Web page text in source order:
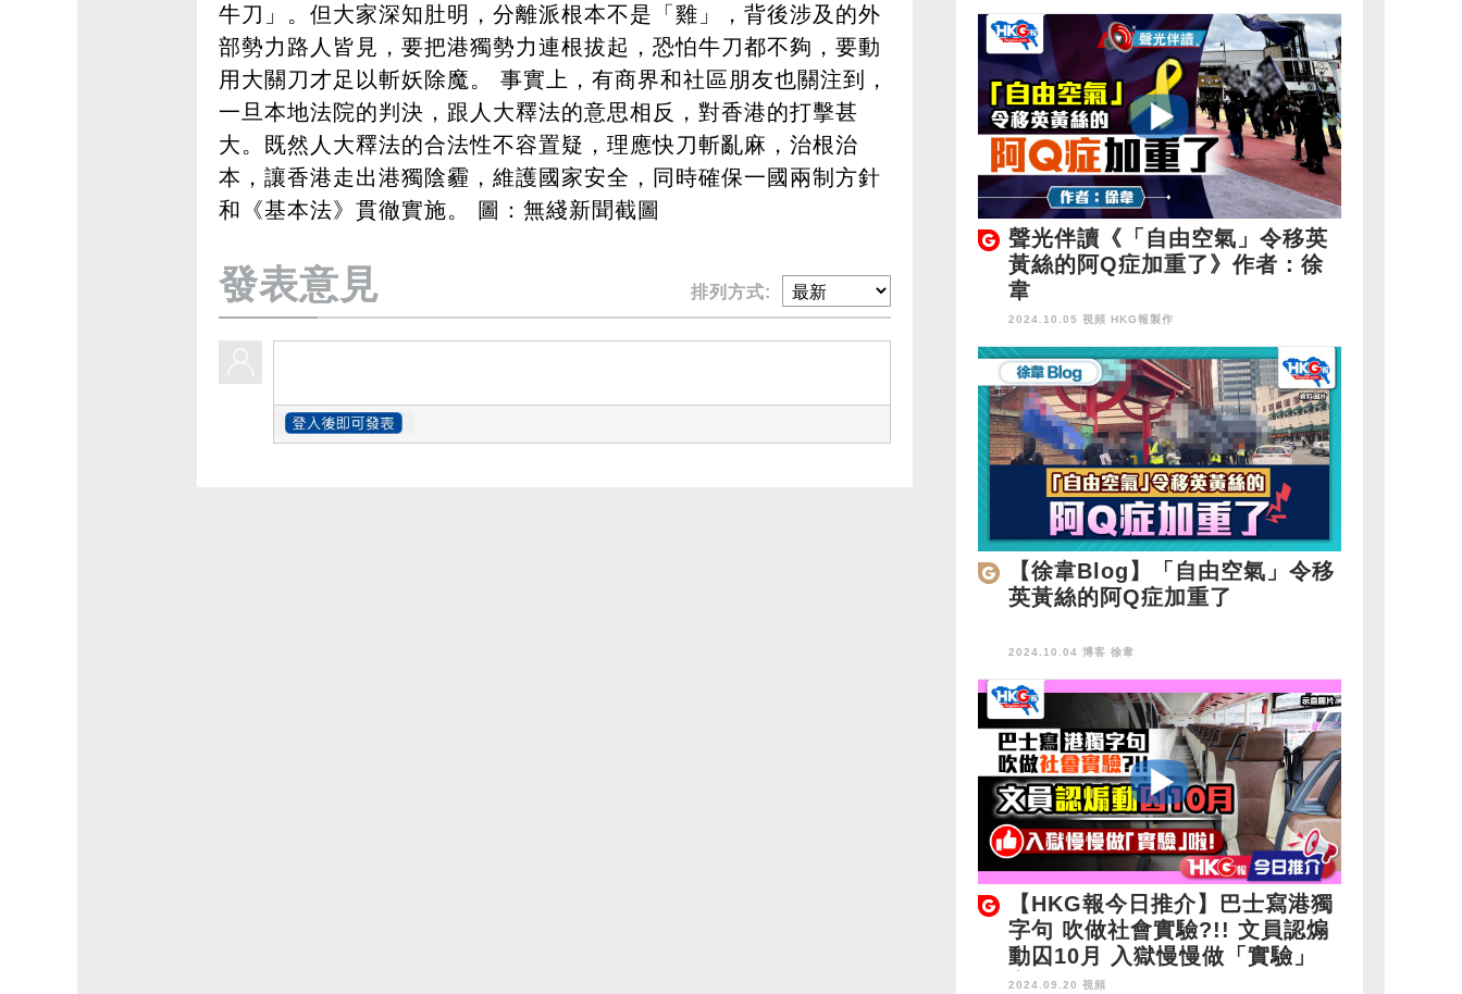
牛刀」。但大家深知肚明，分離派根本不是「雞」，背後涉及的外
部勢力路人皆見，要把港獨勢力連根拔起，恐怕牛刀都不夠，要動
用大關刀才足以斬妖除魔。 事實上，有商界和社區朋友也關注到，
一旦本地法院的判決，跟人大釋法的意思相反，對香港的打擊甚
大。既然人大釋法的合法性不容置疑，理應快刀斬亂麻，治根治
本，讓香港走出港獨陰霾，維護國家安全，同時確保一國兩制方針
和《基本法》貫徹實施。 圖：無綫新聞截圖
發表意見 排列方式:
聲光伴讀《「自由空氣」令移英
黃絲的阿Q症加重了》作者：徐
韋
2024.10.05 視頻 HKG報製作
【徐韋Blog】「自由空氣」令移
英黃絲的阿Q症加重了
2024.10.04 博客 徐韋
【HKG報今日推介】巴士寫港獨
字句 吹做社會實驗?!! 文員認煽
動囚10月 入獄慢慢做「實驗」
啦！
2024.09.20 視頻